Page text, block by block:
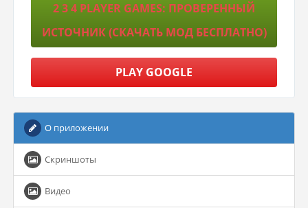
2 3 4 PLAYER GAMES: ПРОВЕРЕННЫЙ
ИСТОЧНИК (СКАЧАТЬ МОД БЕСПЛАТНО)
PLAY GOOGLE
О приложении
Скриншоты
Видео